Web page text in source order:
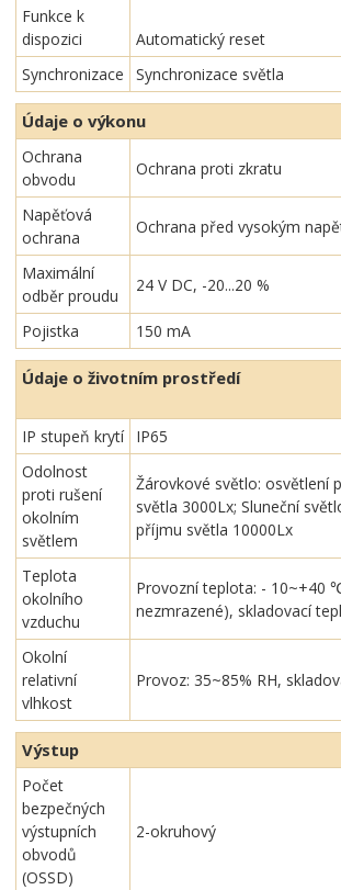
Funkce k
dispozici
Automatický reset
Synchronizace
Synchronizace světla
Údaje o výkonu
Ochrana
obvodu
Ochrana proti zkratu
Napěťová
ochrana
Ochrana před vysokým
Maximální
odběr proudu
24 V DC, -20...20 %
Pojistka 150 mA
Údaje o životním prostředí
IP stupeň krytí
IP65
Odolnost
proti rušení
okolním
světlem
Žárovkové světlo: osvětlení
světla 3000Lx; Sluneční
příjmu světla 10000Lx
Teplota
okolního
vzduchu
Provozní teplota: - 10~+40
nezmrazené), skladovací
Okolní
relativní
vlhkost
Provoz: 35~85% RH,
Výstup
Počet
bezpečných
výstupních
obvodů
(OSSD)
2-okruhový